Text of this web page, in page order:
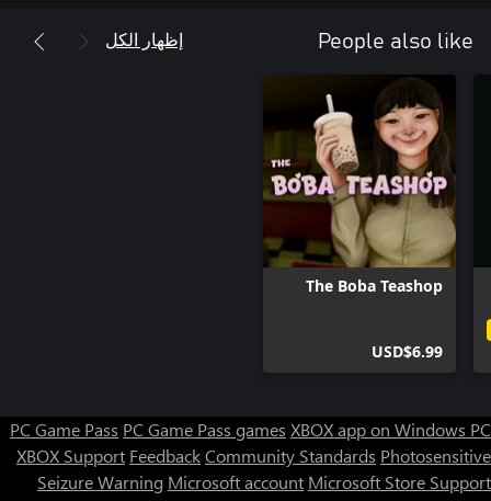
People also like إظهار الكل
The Boba Teashop
USD$6.99
PC Game Pass PC Game Pass games XBOX app on Windows PC
XBOX Support FeedbackCommunity Standards Photosensitive
Seizure Warning Microsoft account Microsoft Store Support